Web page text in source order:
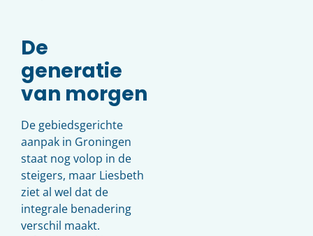
De
generatie
van morgen
De gebiedsgerichte
aanpak in Groningen
staat nog volop in de
steigers, maar Liesbeth
ziet al wel dat de
integrale benadering
verschil maakt.